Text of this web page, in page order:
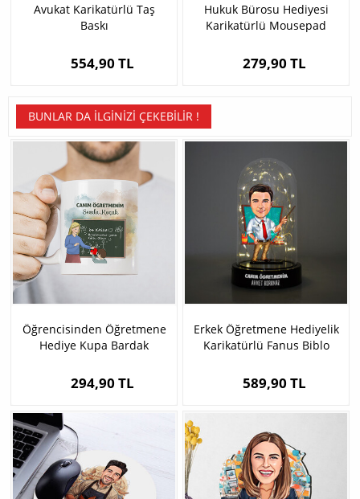
Avukat Karikatürlü Taş
Baskı
554,90 TL
Hukuk Bürosu Hediyesi
Karikatürlü Mousepad
279,90 TL
BUNLAR DA İLGINIZI ÇEKEBILIR !
Öğrencisinden Öğretmene
Hediye Kupa Bardak
294,90 TL
Erkek Öğretmene Hediyelik
Karikatürlü Fanus Biblo
589,90 TL